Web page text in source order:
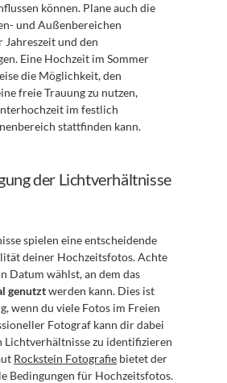
können. Plane auch die
und Außenbereichen
Jahreszeit und den
Eine Hochzeit im Sommer
die Möglichkeit, den
freie Trauung zu nutzen,
im festlich
stattfinden kann.
der Lichtverhältnisse
spielen eine entscheidende
deiner Hochzeitsfotos. Achte
genutzt werden kann. Dies ist
wenn du viele Fotos im Freien
Fotograf kann dir dabei
Lichtverhältnisse zu identifizieren
Rockstein Fotografie bietet der
Bedingungen für Hochzeitsfotos.